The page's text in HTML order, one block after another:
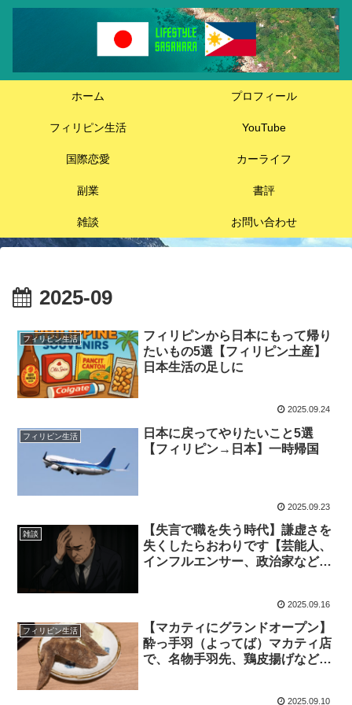
ホーム プロフィール
フィリピン生活 YouTube
国際恋愛 カーライフ
副業 書評
雑談 お問い合わせ
2025-09
フィリピン生活
フィリピンから日本にもって帰り
たいもの5選【フィリピン土産】
日本生活の足しに
2025.09.24
フィリピン生活
日本に戻ってやりたいこと5選
【フィリピン→日本】一時帰国
2025.09.23
雑談
【失言で職を失う時代】謙虚さを
失くしたらおわりです【芸能人、
インフルエンサー、政治家などな
2025.09.16
フィリピン生活
【マカティにグランドオープン】
酔っ手羽（よってば）マカティ店
で、名物手羽先、鶏皮揚げなど堪
2025.09.10